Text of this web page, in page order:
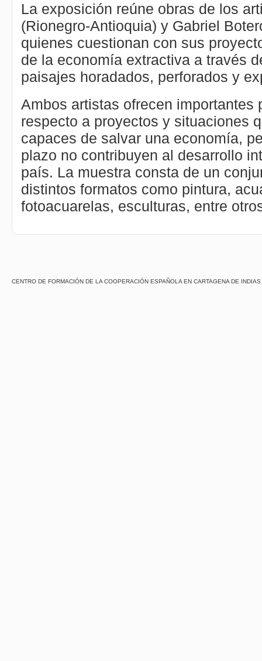
La exposición reúne obras de los
(Rionegro-Antioquia) y Gabriel
quienes cuestionan con sus
de la economía extractiva a través
paisajes horadados, perforados y
Ambos artistas ofrecen importantes
respecto a proyectos y situaciones
capaces de salvar una economía,
plazo no contribuyen al desarrollo
país. La muestra consta de un
distintos formatos como pintura,
fotoacuarelas, esculturas, entre
CENTRO DE FORMACIÓN DE LA COOPERACIÓN ESPAÑOLA EN CARTAGENA DE